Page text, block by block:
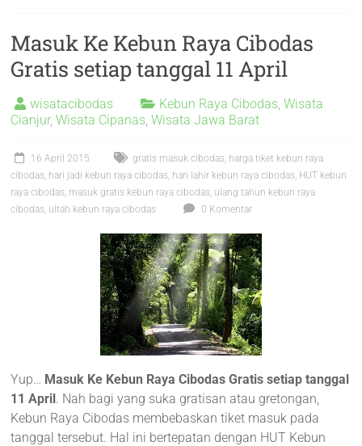
Masuk Ke Kebun Raya Cibodas
Gratis setiap tanggal 11 April
wisatacibodas Kebun Raya Cibodas,Wisata
Cianjur,Wisata Cipanas,Wisata Jawa Barat
16 April 2015 gratis masuk cibodas, harga tiket kebun raya
cibodas, hari jadi kebun raya cibodas, hari lahir kebun raya cibodas, HUT kebun
raya cibodas, masuk gratis kebun raya cibodas, ulang tahun kebun raya
cibodas, ultah kebun raya cibodas 0 Komentar
Yup… Masuk Ke Kebun Raya Cibodas Gratis setiap tanggal
11 April. Nah bagi yang suka gratisan atau gretongan,
Kebun Raya Cibodas membebaskan tiket masuk pada
tanggal tersebut. Hal ini bertepatan dengan HUT Kebun